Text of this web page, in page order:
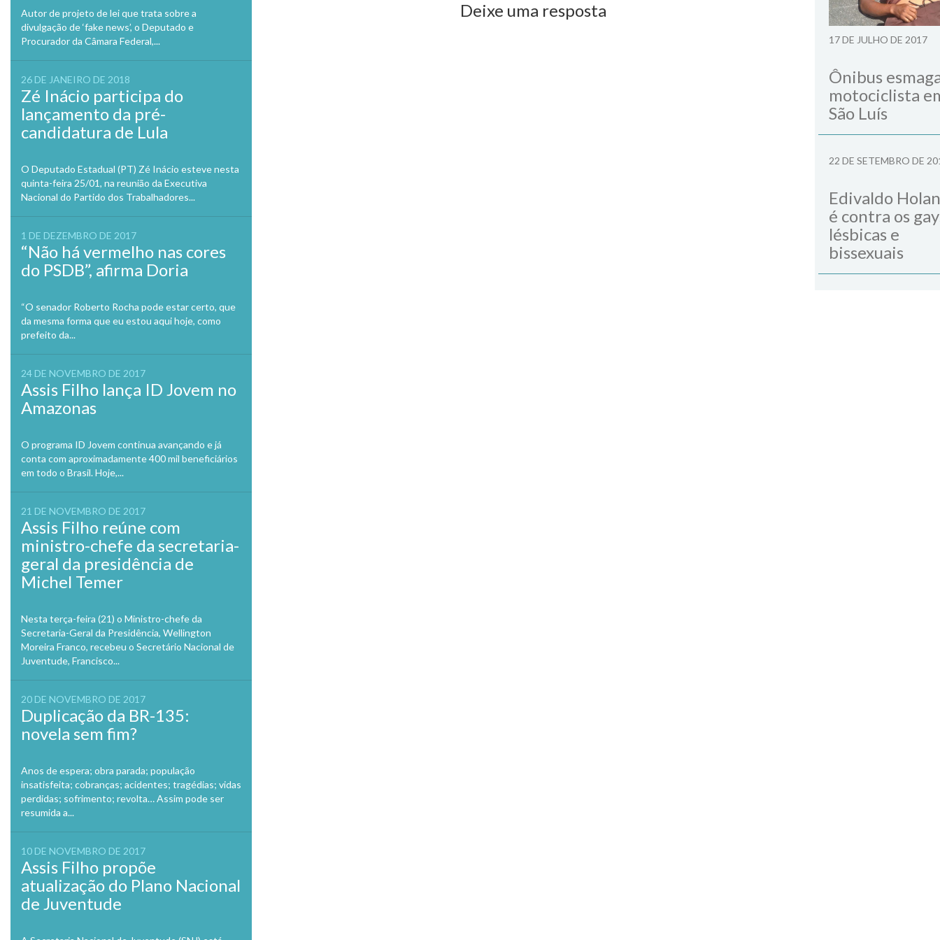
Autor de projeto de lei que trata sobre a
divulgação de ‘fake news’, o Deputado e
Procurador da Câmara Federal,...
26 DE JANEIRO DE 2018
Zé Inácio participa do
lançamento da pré-
candidatura de Lula
O Deputado Estadual (PT) Zé Inácio esteve nesta
quinta-feira 25/01, na reunião da Executiva
Nacional do Partido dos Trabalhadores...
1 DE DEZEMBRO DE 2017
“Não há vermelho nas cores
do PSDB”, afirma Doria
“O senador Roberto Rocha pode estar certo, que
da mesma forma que eu estou aqui hoje, como
prefeito da...
24 DE NOVEMBRO DE 2017
Assis Filho lança ID Jovem no
Amazonas
O programa ID Jovem continua avançando e já
conta com aproximadamente 400 mil beneficiários
em todo o Brasil. Hoje,...
21 DE NOVEMBRO DE 2017
Assis Filho reúne com
ministro-chefe da secretaria-
geral da presidência de
Michel Temer
Nesta terça-feira (21) o Ministro-chefe da
Secretaria-Geral da Presidência, Wellington
Moreira Franco, recebeu o Secretário Nacional de
Juventude, Francisco...
20 DE NOVEMBRO DE 2017
Duplicação da BR-135:
novela sem fim?
Anos de espera; obra parada; população
insatisfeita; cobranças; acidentes; tragédias; vidas
perdidas; sofrimento; revolta… Assim pode ser
resumida a...
10 DE NOVEMBRO DE 2017
Assis Filho propõe
atualização do Plano Nacional
de Juventude
Deixe uma resposta
17 DE JULHO DE 2017
Ônibus
motociclista
São Luís
22 DE SETEMBRO DE
Edivaldo
é contra os
lésbicas e
bissexuais